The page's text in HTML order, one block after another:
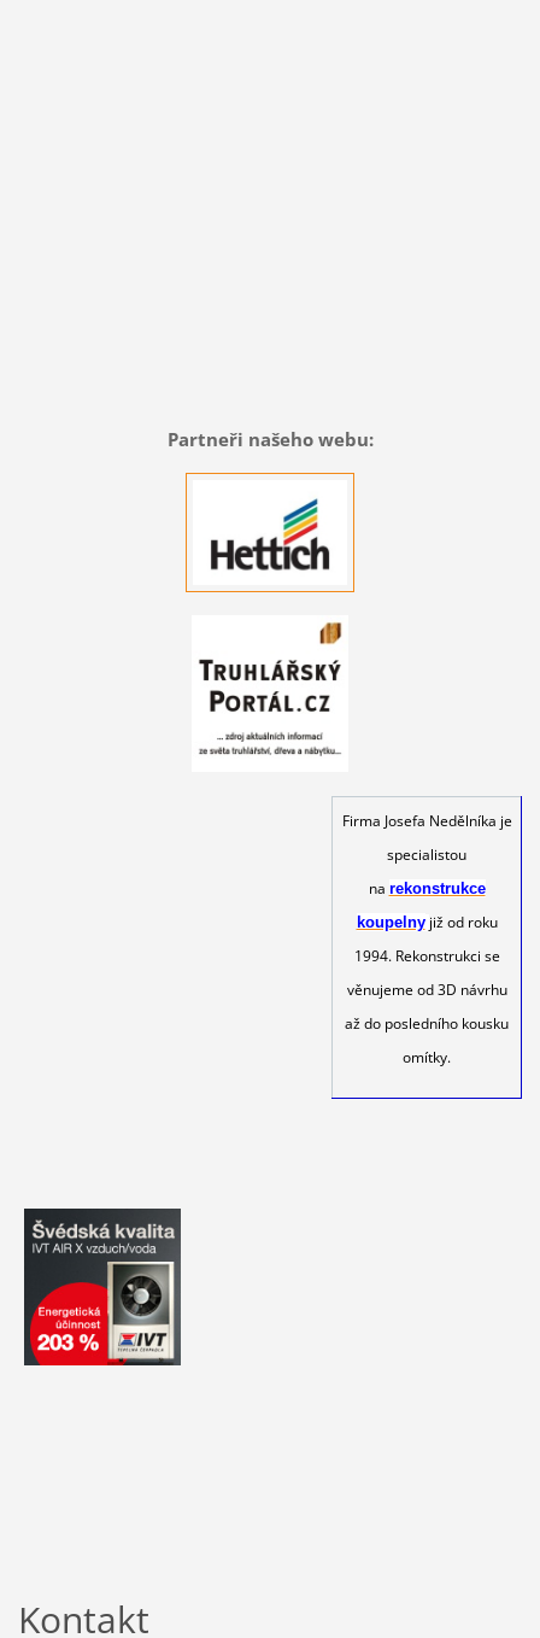
Partneři našeho webu:
Firma Josefa Nedělníka je
specialistou
na rekonstrukce
koupelny již od roku
1994. Rekonstrukci se
věnujeme od 3D návrhu
až do posledního kousku
omítky.
Kontakt